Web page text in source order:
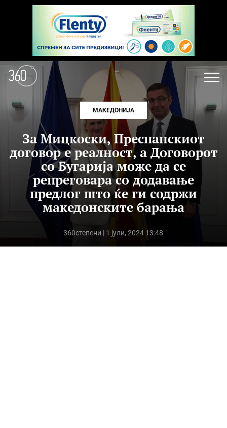
МАКЕДОНИЈА
За Мицкоски, Преспанскиот
договор е реалност, а Договорот
со Бугарија може да се
репреговара со додавање
предлог што ќе ги содржи
македонските барања
360степени | 1 јули, 2024 13:48